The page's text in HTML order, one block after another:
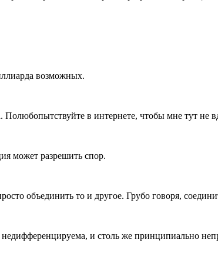
возможных.
в интернете, чтобы мне тут не
может разрешить спор.
объединить то и другое. Грубо говоря,
и столь же принципиально